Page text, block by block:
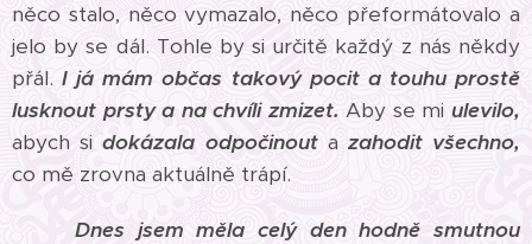
něco stalo, něco vymazalo, něco přeformátovalo a
jelo by se dál. Tohle by si určitě každý z nás někdy
přál.I já mám občas takový pocit a touhu prostě
lusknout prsty a na chvíli zmizet. Aby se miulevilo,
abych sidokázala odpočinouta zahodit všechno,
co mě zrovna aktuálně trápí.
Dnes jsem měla celý den hodně smutnou